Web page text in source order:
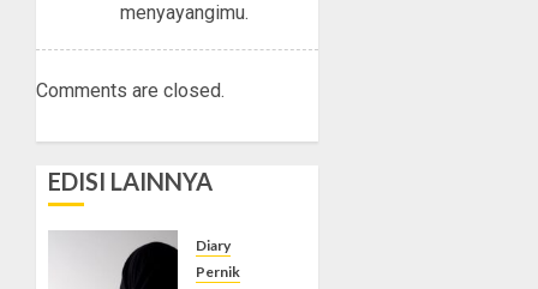
menyayangimu.
Comments are closed.
EDISI LAINNYA
Diary
Pernik